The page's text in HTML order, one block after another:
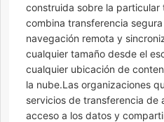
construida sobre la particular
combina transferencia
navegación remota y
cualquier tamaño desde el
cualquier ubicación de
la nube.Las organizaciones
servicios de transferencia de
acceso a los datos y